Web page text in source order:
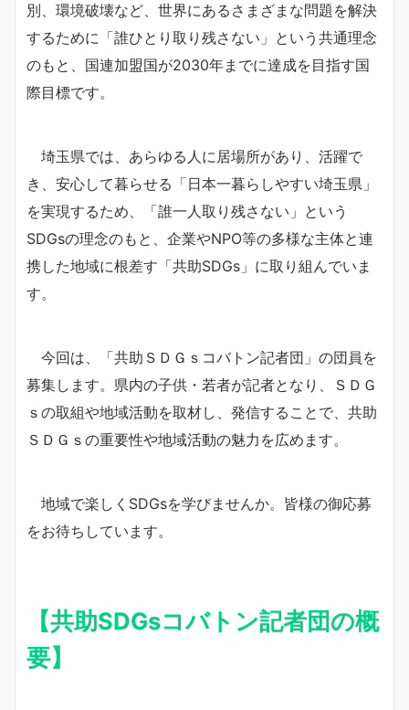
別、環境破壊など、世界にあるさまざまな問題を解決
するために「誰ひとり取り残さない」という共通理念
のもと、国連加盟国が2030年までに達成を目指す国
際目標です。
埼玉県では、あらゆる人に居場所があり、活躍で
き、安心して暮らせる「日本一暮らしやすい埼玉県」
を実現するため、「誰一人取り残さない」という
SDGsの理念のもと、企業やNPO等の多様な主体と連
携した地域に根差す「共助SDGs」に取り組んでいま
す。
今回は、「共助ＳＤＧｓコバトン記者団」の団員を
募集します。県内の子供・若者が記者となり、ＳＤＧ
ｓの取組や地域活動を取材し、発信することで、共助
ＳＤＧｓの重要性や地域活動の魅力を広めます。
地域で楽しくSDGsを学びませんか。皆様の御応募
をお待ちしています。
【共助SDGsコバトン記者団の概
要】